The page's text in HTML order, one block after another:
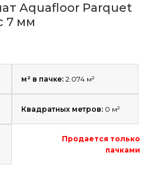
Aquafloor Parquet
7 мм
м² в пачке: 2.074 м²
Квадратных метров: 0 м²
Продается только
пачками